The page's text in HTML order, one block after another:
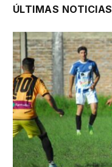
ÚLTIMAS NOTICIAS